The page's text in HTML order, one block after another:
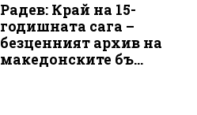
Радев: Край на 15-
годишната сага –
безценният архив на
македонските бъ...